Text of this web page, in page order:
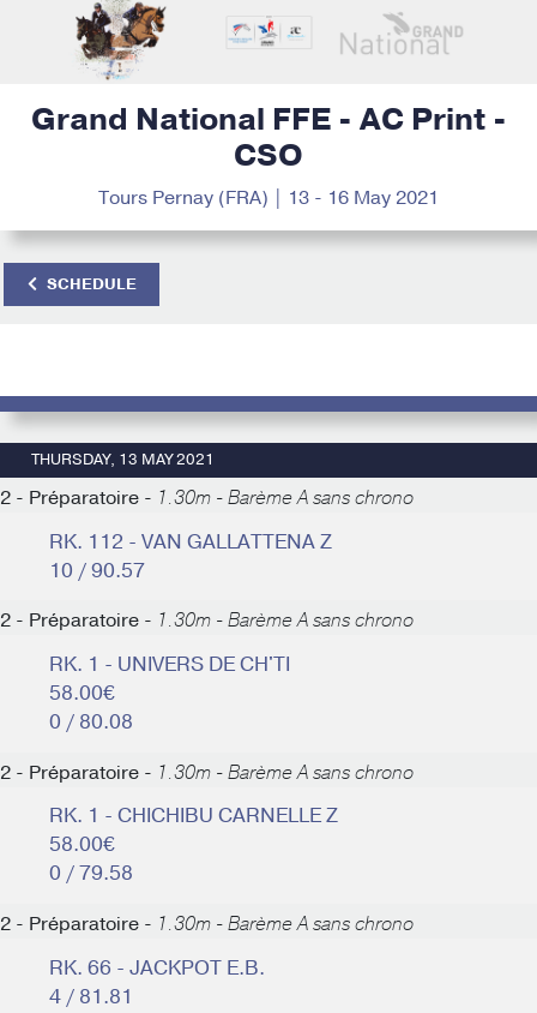
Grand National FFE - AC Print -
CSO
Tours Pernay (FRA) | 13 - 16 May 2021
SCHEDULE
THURSDAY, 13 MAY 2021
2 - Préparatoire - 1.30m - Barème A sans chrono
RK. 112 - VAN GALLATTENA Z
10 / 90.57
2 - Préparatoire - 1.30m - Barème A sans chrono
RK. 1 - UNIVERS DE CH'TI
58.00€
0 / 80.08
2 - Préparatoire - 1.30m - Barème A sans chrono
RK. 1 - CHICHIBU CARNELLE Z
58.00€
0 / 79.58
2 - Préparatoire - 1.30m - Barème A sans chrono
RK. 66 - JACKPOT E.B.
4 / 81.81